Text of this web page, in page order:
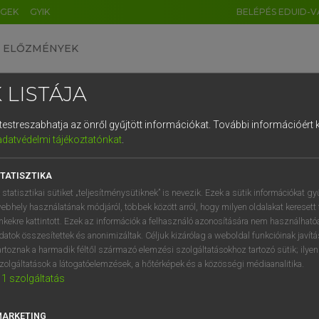
GYIK BELÉPÉS EDUID-
ELŐZMÉNYEK
francia szótár
ts i 1.szögel 2.(oda)szegez
keresése szótárainkban
LISTÁJA
az önről gyűjtött információkat. További információért
tájékoztatónkat.
statisztikai sütiket „teljesítménysütiknek” is nevezik. Ezek a sütik információkat
használatának módjáról, többek között arról, hogy milyen oldalakat keresett
kattintott. Ezek az információk a felhasználó azonosítására nem
összesítettek és anonimizáltak. Céljuk kizárólag a weboldal funkcióinak
a harmadik féltől származó elemzési szolgáltatásokhoz tartozó sütik;
a látogatóelemzések, a hőtérképek és a közösségi médiaanalitika.
1 szolgáltatás
DE CN FR ES IT NL
1 2 3 4 5 6 7 8 9
q w e r t z u i
a s d f g h j k l é
í y x c v b n m , .